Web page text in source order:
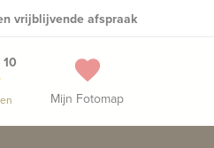
vrijblijvende afspraak
favorite
Mijn Fotomap